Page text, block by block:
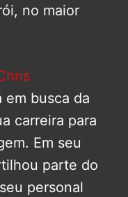
no maior
em busca da
carreira para
Em seu
parte do
personal